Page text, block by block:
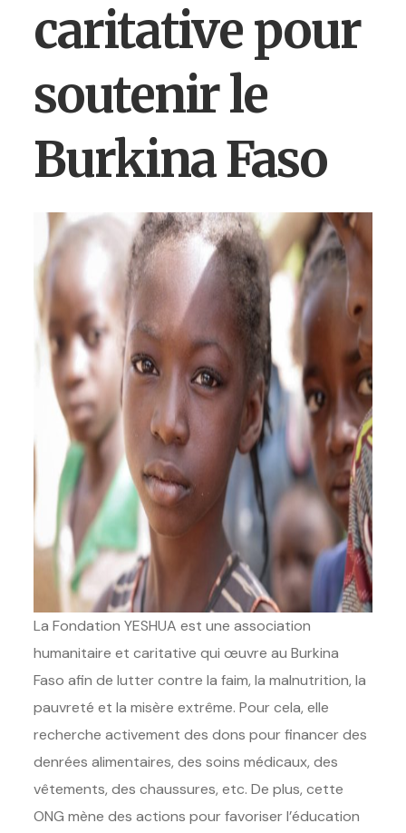
caritative pour
soutenir le
Burkina Faso
La Fondation YESHUA est une association
humanitaire et caritative qui œuvre au Burkina
Faso afin de lutter contre la faim, la malnutrition, la
pauvreté et la misère extrême. Pour cela, elle
recherche activement des dons pour financer des
denrées alimentaires, des soins médicaux, des
vêtements, des chaussures, etc. De plus, cette
ONG mène des actions pour favoriser l’éducation